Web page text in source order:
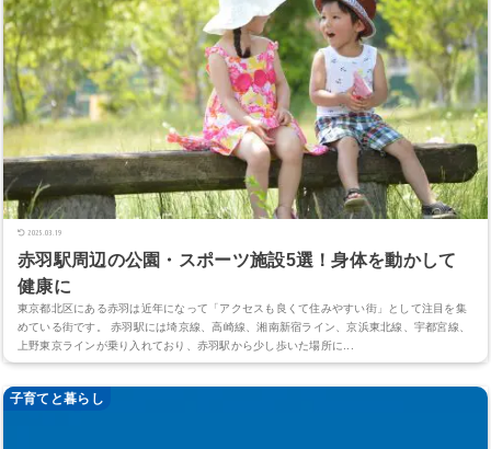
赤羽駅周辺の公園・スポーツ施設5選！身体を動かして
健康に
2025.03.19
東京都北区にある赤羽は近年になって「アクセスも良くて住みやすい街」として注目を集
めている街です。 赤羽駅には埼京線、高崎線、湘南新宿ライン、京浜東北線、宇都宮線、
上野東京ラインが乗り入れており、赤羽駅から少し歩いた場所に...
子育てと暮らし